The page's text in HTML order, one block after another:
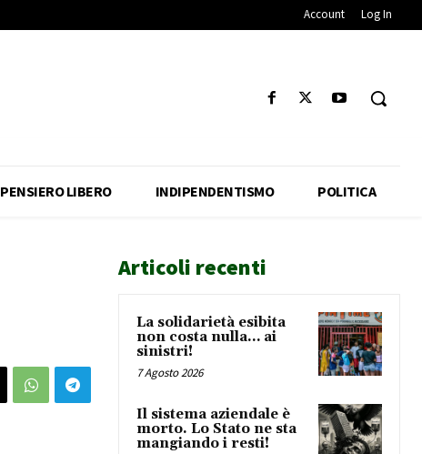
Account Log In
PENSIERO LIBERO INDIPENDENTISMO POLITICA
Articoli recenti
La solidarietà esibita
non costa nulla… ai
sinistri!
7 Agosto 2026
Il sistema aziendale è
morto. Lo Stato ne sta
mangiando i resti!